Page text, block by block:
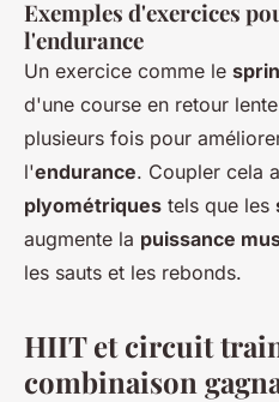
Exemples d'exercices
l'endurance
Un exercice comme le
d'une course en retour
plusieurs fois pour
l'endurance. Coupler cela
plyométriques tels que les
augmente la puissance
les sauts et les rebonds.
HIIT et circuit
combinaison